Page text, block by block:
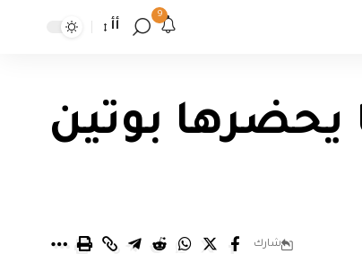
9
أأ
يحضرها بوتين
شارك